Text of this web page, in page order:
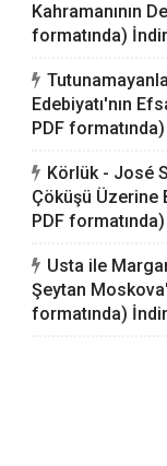
Kahramanının
formatında) İndir
Edebiyatı'nın
PDF
Körlük - José
Çöküşü Üzerine
PDF
Usta ile
Şeytan
formatında) İndir